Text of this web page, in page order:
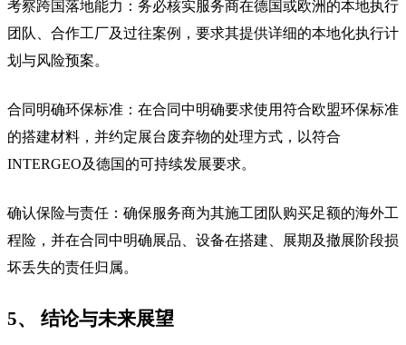
考察跨国落地能力：务必核实服务商在德国或欧洲的本地执行
团队、合作工厂及过往案例，要求其提供详细的本地化执行计
划与风险预案。
合同明确环保标准：在合同中明确要求使用符合欧盟环保标准
的搭建材料，并约定展台废弃物的处理方式，以符合
INTERGEO及德国的可持续发展要求。
确认保险与责任：确保服务商为其施工团队购买足额的海外工
程险，并在合同中明确展品、设备在搭建、展期及撤展阶段损
坏丢失的责任归属。
5、 结论与未来展望